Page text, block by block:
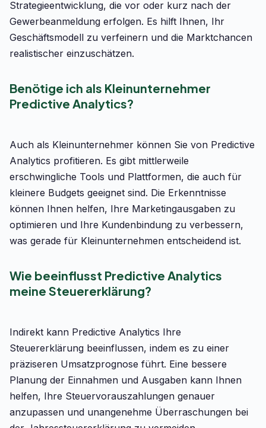
Strategieentwicklung, die vor oder kurz nach der
Gewerbeanmeldung erfolgen. Es hilft Ihnen, Ihr
Geschäftsmodell zu verfeinern und die Marktchancen
realistischer einzuschätzen.
Benötige ich als Kleinunternehmer
Predictive Analytics?
Auch als Kleinunternehmer können Sie von Predictive
Analytics profitieren. Es gibt mittlerweile
erschwingliche Tools und Plattformen, die auch für
kleinere Budgets geeignet sind. Die Erkenntnisse
können Ihnen helfen, Ihre Marketingausgaben zu
optimieren und Ihre Kundenbindung zu verbessern,
was gerade für Kleinunternehmen entscheidend ist.
Wie beeinflusst Predictive Analytics
meine Steuererklärung?
Indirekt kann Predictive Analytics Ihre
Steuererklärung beeinflussen, indem es zu einer
präziseren Umsatzprognose führt. Eine bessere
Planung der Einnahmen und Ausgaben kann Ihnen
helfen, Ihre Steuervorauszahlungen genauer
anzupassen und unangenehme Überraschungen bei